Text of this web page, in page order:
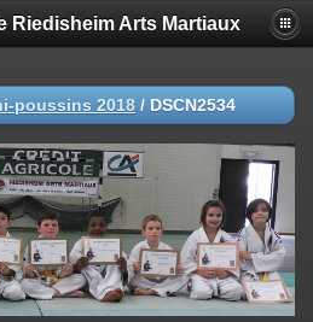
Riedisheim Arts Martiaux
poussins 2018 / DSCN2534